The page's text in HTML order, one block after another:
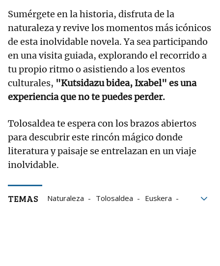
Sumérgete en la historia, disfruta de la
naturaleza y revive los momentos más icónicos
de esta inolvidable novela. Ya sea participando
en una visita guiada, explorando el recorrido a
tu propio ritmo o asistiendo a los eventos
culturales, "Kutsidazu bidea, Ixabel" es una
experiencia que no te puedes perder.
Tolosaldea te espera con los brazos abiertos
para descubrir este rincón mágico donde
literatura y paisaje se entrelazan en un viaje
inolvidable.
TEMAS Naturaleza Tolosaldea
Euskera